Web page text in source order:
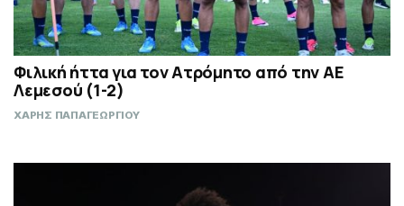
Φιλική ήττα για τον Ατρόμητο από την ΑΕ
Λεμεσού (1-2)
ΧΑΡΗΣ ΠΑΠΑΓΕΩΡΓΙΟΥ